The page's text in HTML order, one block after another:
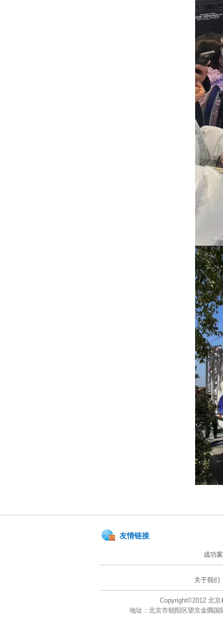
友情链接
成功
关于我们
Copyright©2012 北
地址：北京市朝阳区望京金隅国